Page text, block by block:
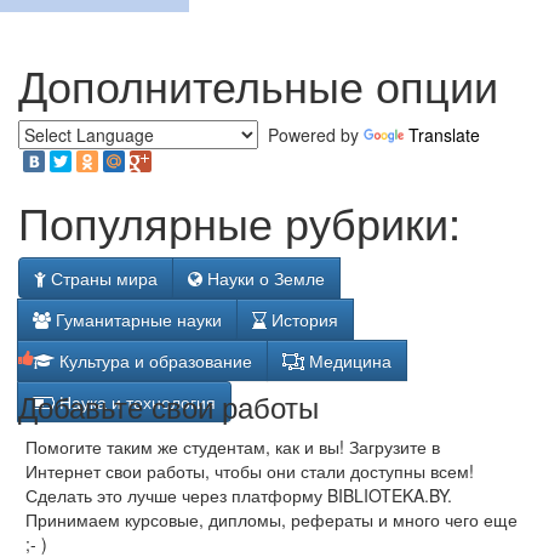
Дополнительные опции
Powered by Translate
Популярные рубрики:
Страны мира
Науки о Земле
Гуманитарные науки
История
Культура и образование
Медицина
Наука и технология
Добавьте свои работы
Помогите таким же студентам, как и вы! Загрузите в
Интернет свои работы, чтобы они стали доступны всем!
Сделать это лучше через платформу BIBLIOTEKA.BY.
Принимаем курсовые, дипломы, рефераты и много чего еще
;- )